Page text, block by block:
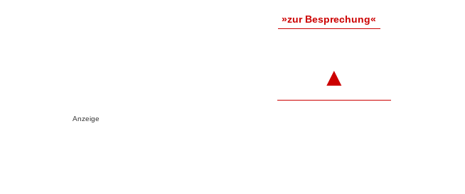
»zur Besprechung«
▲
Anzeige